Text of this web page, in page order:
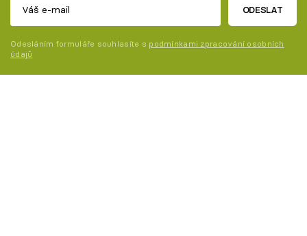
ODESLAT
Odesláním formuláře souhlasíte s podmínkami zpracování osobních
údajů